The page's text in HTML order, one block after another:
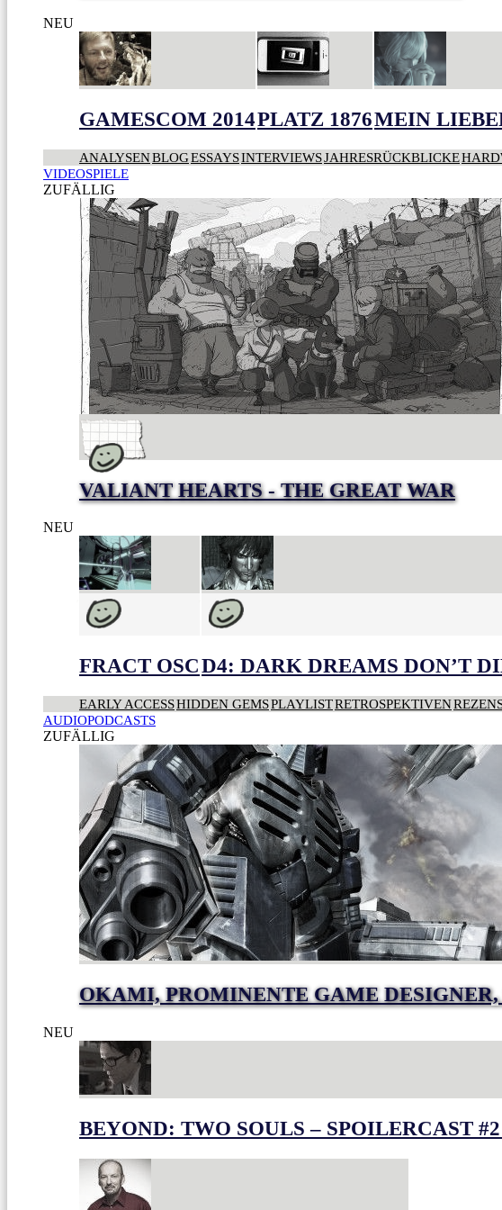
NEU
GAMESCOM 2014PLATZ 1876MEIN
ANALYSENBLOGESSAYSINTERVIEWSJAHRESRÜCKBLICKE
VIDEOSPIELE
ZUFÄLLIG
VALIANT HEARTS - THE GREAT WAR
NEU
FRACT OSCD4: DARK DREAMS DON’T
EARLY ACCESSHIDDEN GEMSPLAYLISTRETROSPEKTIVEN
AUDIOPODCASTS
ZUFÄLLIG
OKAMI, PROMINENTE GAME
NEU
BEYOND: TWO SOULS – SPOILERCAST